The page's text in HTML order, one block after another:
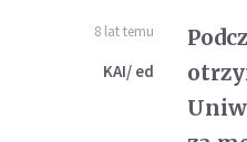
8 lat temu
KAI/ ed